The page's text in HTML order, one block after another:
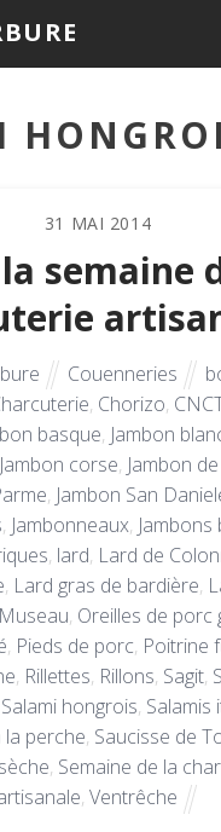
31 MAI 2014
la semaine
Couenneries
, Chorizo,
basque, Jambon
Jambon corse, Jambon
, Jambon San
, Jambonneaux, Jambons
, lard, Lard de
, Lard gras de bardière,
Museau, Oreilles de porc
, Pieds de porc, Poitrine
, Rillettes, Rillons, Sagit,
Salami hongrois, Salamis
la perche, Saucisse de
, Semaine de la
, Ventrêche